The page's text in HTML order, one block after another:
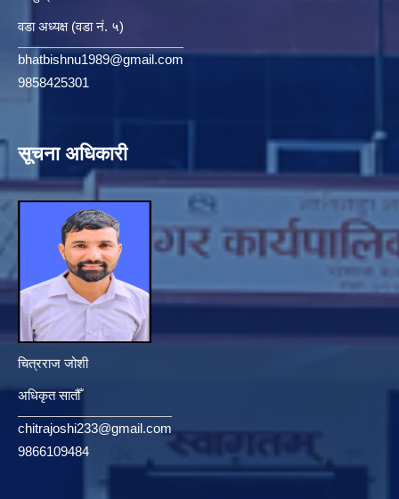
वडा अध्यक्ष (वडा नं. ५)
bhatbishnu1989@gmail.com
9858425301
सूचना अधिकारी
चित्रराज जोशी
अधिकृत सातौँ
chitrajoshi233@gmail.com
9866109484